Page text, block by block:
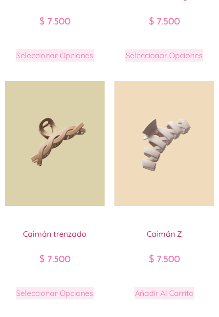
$ 7.500
Seleccionar Opciones
$ 7.500
Seleccionar Opciones
Caimán trenzado
$ 7.500
Seleccionar Opciones
Caimán Z
$ 7.500
Añadir Al Carrito